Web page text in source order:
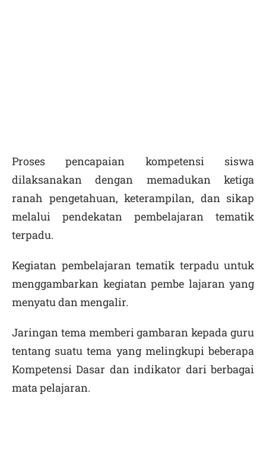
Proses pencapaian kompetensi siswa
dilaksanakan dengan memadukan ketiga
ranah pengetahuan, keterampilan, dan sikap
melalui pendekatan pembelajaran tematik
terpadu.
Kegiatan pembelajaran tematik terpadu untuk
menggambarkan kegiatan pembe lajaran yang
menyatu dan mengalir.
Jaringan tema memberi gambaran kepada guru
tentang suatu tema yang melingkupi beberapa
Kompetensi Dasar dan indikator dari berbagai
mata pelajaran.